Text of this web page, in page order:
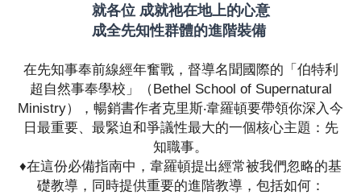
就各位 成就祂在地上的心意
成全先知性群體的進階裝備
在先知事奉前線經年奮戰，督導名聞國際的「伯特利
超自然事奉學校」（Bethel School of Supernatural
Ministry），暢銷書作者克里斯‧韋羅頓要帶領你深入今
日最重要、最緊迫和爭議性最大的一個核心主題：先
知職事。
♦在這份必備指南中，韋羅頓提出經常被我們忽略的基
礎教導，同時提供重要的進階教導，包括如何：